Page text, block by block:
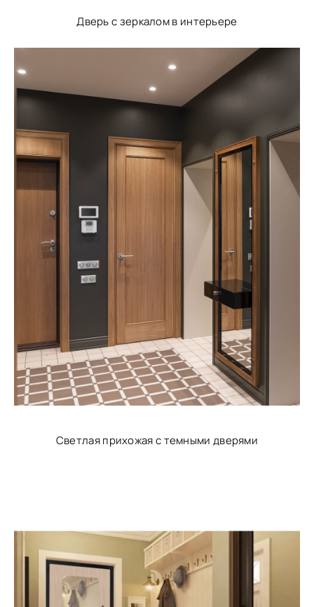
Дверь с зеркалом в интерьере
Светлая прихожая с темными дверями